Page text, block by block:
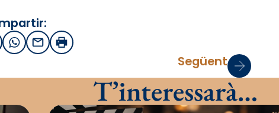
Twitter
WhatsApp
EmailImprimir
Següent
T’interessarà…